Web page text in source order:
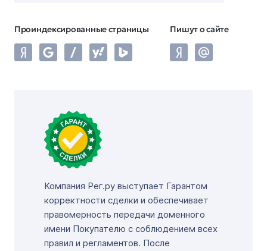
Проиндексированные страницы Пишут о сайте
Компания Рег.ру выступает Гарантом
корректности сделки и обеспечивает
правомерность передачи доменного
имени Покупателю с соблюдением всех
правил и регламентов. После